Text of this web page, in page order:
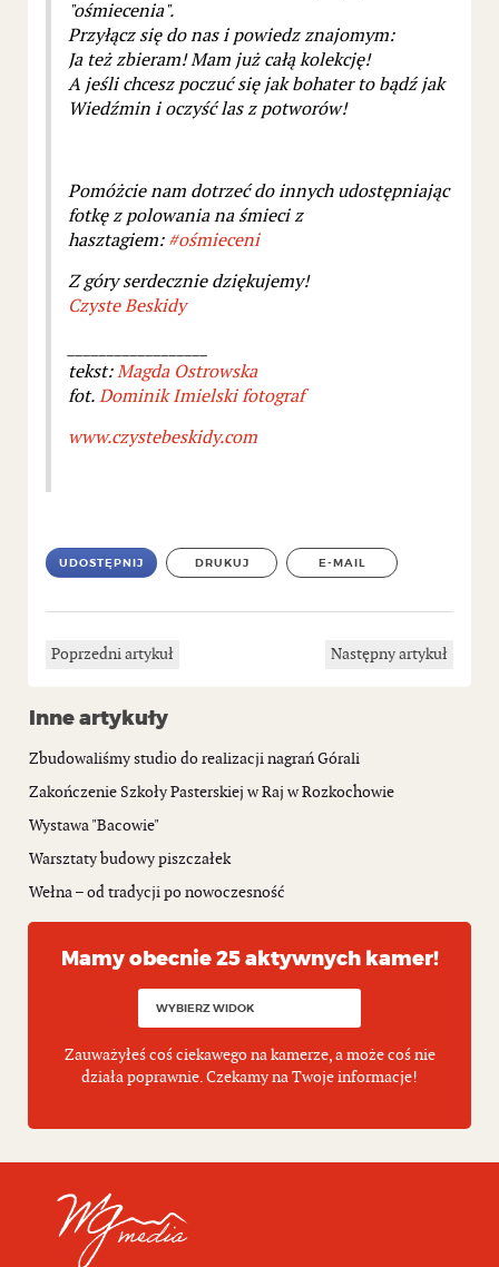
"ośmiecenia".
Przyłącz się do nas i powiedz znajomym:
Ja też zbieram! Mam już całą kolekcję!
A jeśli chcesz poczuć się jak bohater to bądź jak
Wiedźmin i oczyść las z potworów!
Pomóżcie nam dotrzeć do innych udostępniając
fotkę z polowania na śmieci z
hasztagiem: #ośmieceni
Z góry serdecznie dziękujemy!
Czyste Beskidy
tekst:Magda Ostrowska
fot. Dominik Imielski fotograf
www.czystebeskidy.com
UDOSTĘPNIJ DRUKUJ E-MAIL
Poprzedni artykuł Następny artykuł
Inne artykuły
Zbudowaliśmy studio do realizacji nagrań Górali
Zakończenie Szkoły Pasterskiej w Raj w Rozkochowie
Wystawa "Bacowie"
Warsztaty budowy piszczałek
Wełna – od tradycji po nowoczesność
Mamy obecnie 25 aktywnych kamer!
Zauważyłeś coś ciekawego na kamerze, a może coś nie
działa poprawnie. Czekamy na Twoje informacje!